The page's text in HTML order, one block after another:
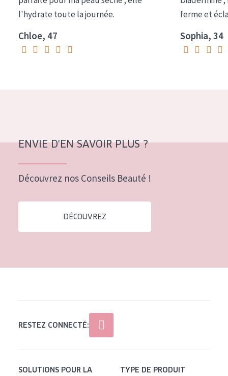
COLLECTION
Essentials
Lift+
Peau mature
l'hydrate toute la journée.
Chloe, 47
ferme et
Sophia, 34
ENVIE D'EN SAVOIR PLUS ?
Découvrez nos Conseils Beauté !
DÉCOUVREZ
RESTEZ CONNECTÉ:
SOLUTIONS POUR LA
TYPE DE PRODUIT